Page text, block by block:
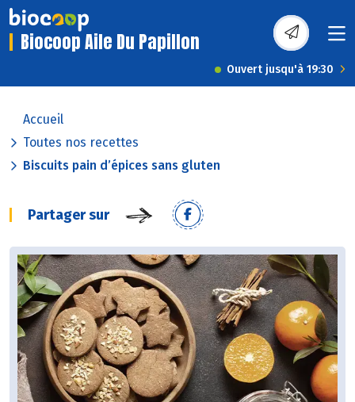
Biocoop Aile Du Papillon
Ouvert jusqu'à 19:30
Accueil
Toutes nos recettes
Biscuits pain d’épices sans gluten
Partager sur